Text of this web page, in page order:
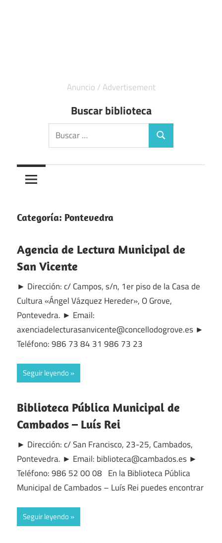
Buscar biblioteca
Buscar:
Buscar
Categoría: Pontevedra
Agencia de Lectura Municipal de
San Vicente
► Dirección: c/ Campos, s/n, 1er piso de la Casa de
Cultura «Ángel Vázquez Hereder», O Grove,
Pontevedra. ► Email:
axenciadelecturasanvicente@concellodogrove.es ►
Teléfono: 986 73 84 31 986 73 23
Seguir leyendo
Biblioteca Pública Municipal de
Cambados – Luís Rei
► Dirección: c/ San Francisco, 23-25, Cambados,
Pontevedra. ► Email: biblioteca@cambados.es ►
Teléfono: 986 52 00 08 En la Biblioteca Pública
Municipal de Cambados – Luís Rei puedes encontrar
Seguir leyendo